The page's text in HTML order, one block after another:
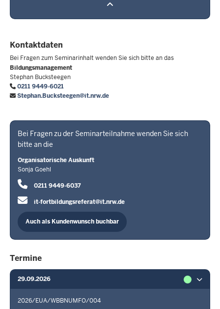
Kontaktdaten
Bei Fragen zum Seminarinhalt wenden Sie sich bitte an das
Bildungsmanagement
Stephan Bucksteegen
0211 9449-6021
Stephan.Bucksteegen@it.nrw.de
Bei Fragen zu der Seminarteilnahme wenden Sie sich
bitte an die
Organisatorische Auskunft
Sonja Goehl
0211 9449-6037
it-fortbildungsreferat@it.nrw.de
Auch als Kundenwunsch buchbar
Termine
29.09.2026
2026/EUA/WBBNUMFO/004